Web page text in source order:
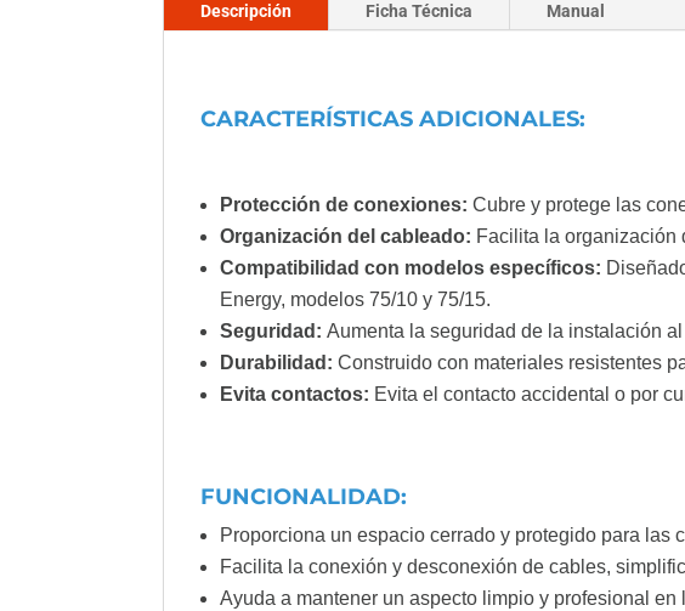
Descripción Ficha Técnica Manual
CARACTERÍSTICAS ADICIONALES:
Protección de conexiones:Cubre y protege las
Organización del cableado: Facilita la organización
Compatibilidad con modelos específicos:
Energy, modelos 75/10 y 75/15.
Seguridad:Aumenta la seguridad de la instalación
Durabilidad:Construido con materiales resistentes
Evita contactos: Evita el contacto accidental o por
FUNCIONALIDAD:
Proporciona un espacio cerrado y protegido para las
Facilita la conexión y desconexión de cables,
Ayuda a mantener un aspecto limpio y profesional en